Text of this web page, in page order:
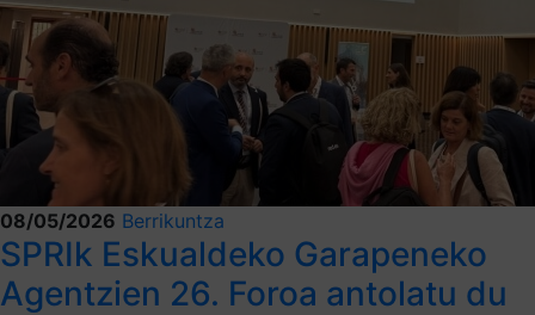
08/05/2026 Berrikuntza
SPRIk Eskualdeko Garapeneko
Agentzien 26. Foroa antolatu du